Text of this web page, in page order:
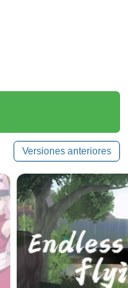
Versiones anteriores